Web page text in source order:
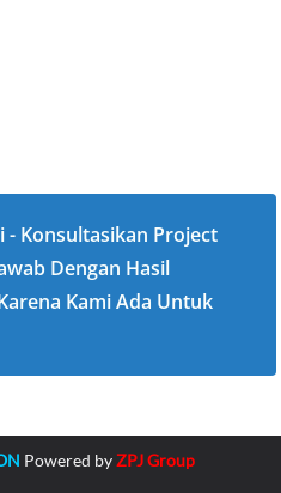
- Konsultasikan Project
Dengan Hasil
Kami Ada Untuk
Powered byZPJ Group